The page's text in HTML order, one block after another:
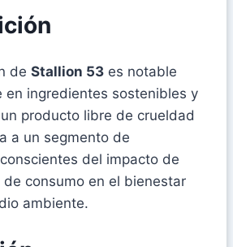
de Stallion 53 es notable
en ingredientes sostenibles y
producto libre de crueldad
a un segmento de
del impacto de
de consumo en el bienestar
ambiente.